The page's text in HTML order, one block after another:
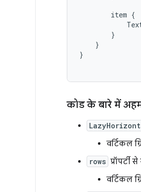
item {
}
}
}
कोड के बारे में
वर्टिकल
rows
वर्टिकल